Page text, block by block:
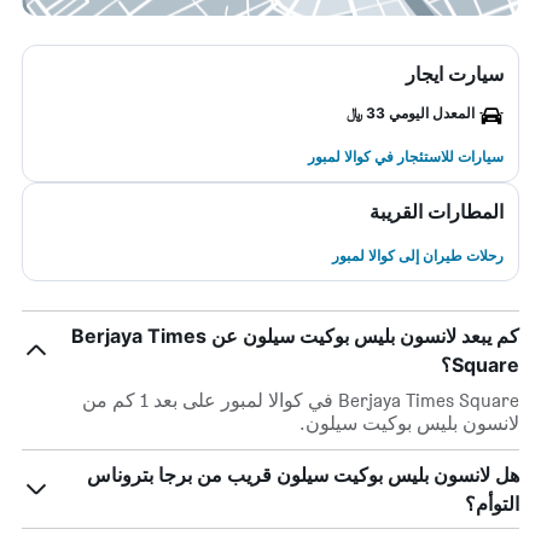
سيارت ايجار
المعدل اليومي 33 ﷼
سيارات للاستئجار في كوالا لمبور
المطارات القريبة
رحلات طيران إلى كوالا لمبور
كم يبعد لانسون بليس بوكيت سيلون عن Berjaya Times
Square؟
Berjaya Times Square في كوالا لمبور على بعد 1 كم من
لانسون بليس بوكيت سيلون.
هل لانسون بليس بوكيت سيلون قريب من برجا بتروناس
التوأم؟